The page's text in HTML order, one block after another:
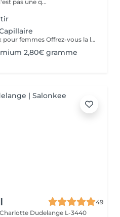
être n'est pas une q...
Pose d'extensions de cheveux pour femmes Offrez-vous la longueur et la densité dont vous avez toujours rêvé grâce à notre expertise en extensions capillaires. Notre protocole complet comprend : La consultation experte : Analyse de vos cheveux et choix de la méthode la plus adaptée. Le diagnostic couleur : Sélection de la nuance parfaite pour une transition invisible. La pose sur-mesure : Fixation précise des mèches en respectant la santé de votre cuir chevelu. La coupe de finition et le coiffage : Dégradé pour fondre les extensions et brushing ou waves pour un mouvement naturel.
2,80€ gramme
49
Dudelange L-3440